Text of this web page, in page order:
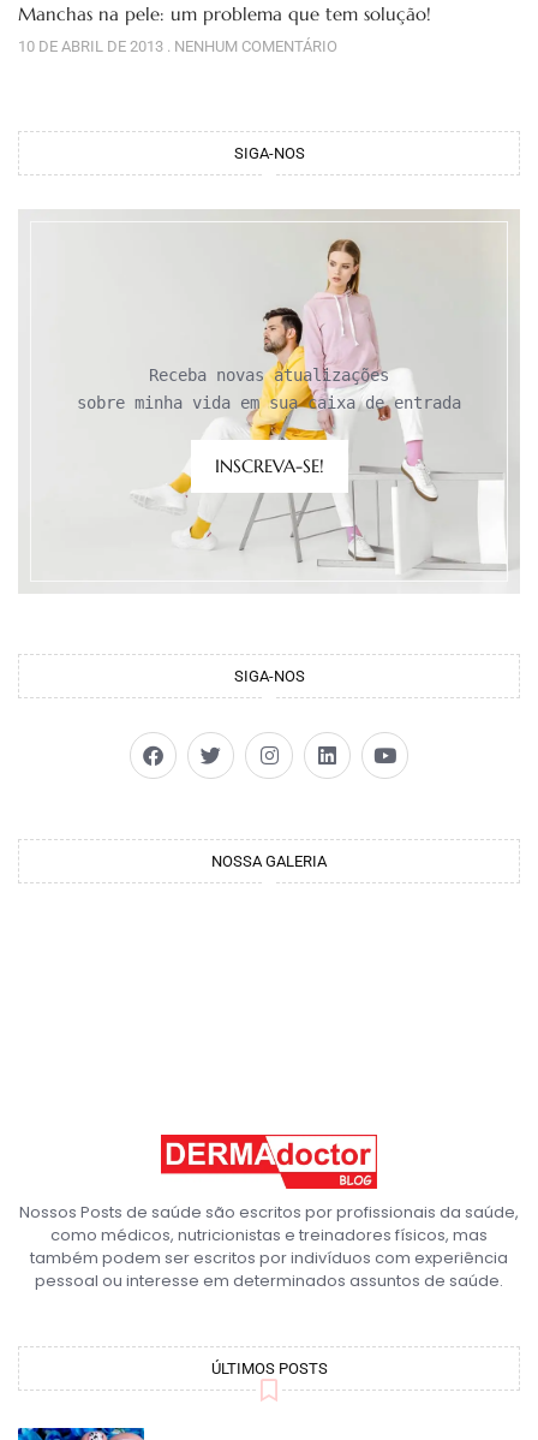
Manchas na pele: um problema que tem solução!
10 DE ABRIL DE 2013 NENHUM COMENTÁRIO
SIGA-NOS
Receba novas atualizações
sobre minha vida em sua caixa de entrada
INSCREVA-SE!
SIGA-NOS
NOSSA GALERIA
Nossos Posts de saúde são escritos por profissionais da saúde,
como médicos, nutricionistas e treinadores físicos, mas
também podem ser escritos por indivíduos com experiência
pessoal ou interesse em determinados assuntos de saúde.
ÚLTIMOS POSTS